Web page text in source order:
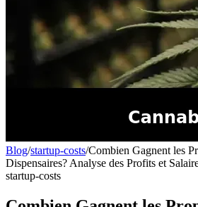
Blog/startup-costs/Combien Gagnent les
Dispensaires? Analyse des Profits et
startup-costs